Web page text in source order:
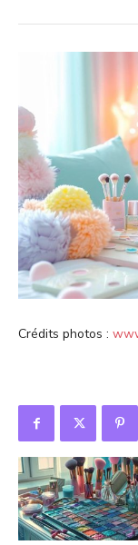
Crédits photos :